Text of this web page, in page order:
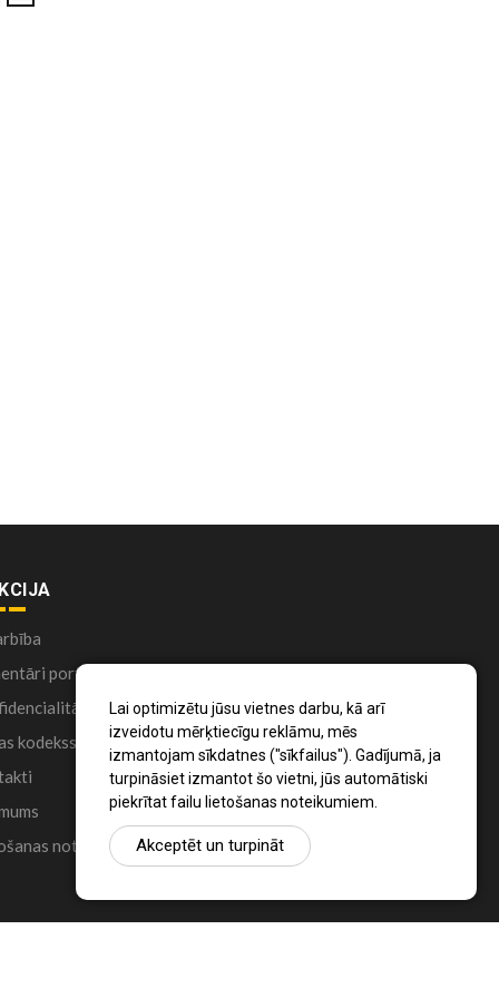
Lai optimizētu jūsu vietnes darbu, kā arī
izveidotu mērķtiecīgu reklāmu, mēs
izmantojam sīkdatnes ("sīkfailus"). Gadījumā, ja
turpināsiet izmantot šo vietni, jūs automātiski
piekrītat failu lietošanas noteikumiem.
Akceptēt un turpināt
portālā
politika
kodekss
noteikumi